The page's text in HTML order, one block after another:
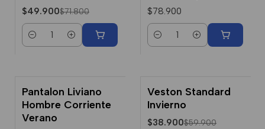
$49.900$71.800
Cantidad
$78.900
Cantidad
Pantalon Liviano
Hombre Corriente
Verano
-35% Dcto.
Veston Standard
Invierno
$38.900$59.900